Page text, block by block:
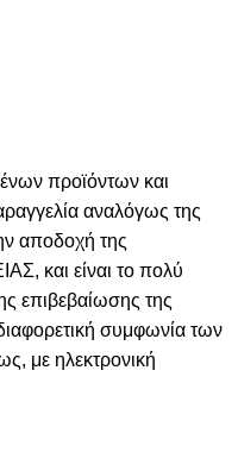
προϊόντων και
αναλόγως της
αποδοχή της
και είναι το πολύ
επιβεβαίωσης της
συμφωνία των
με ηλεκτρονική